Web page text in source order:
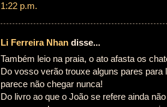
1:22 p.m.
Li Ferreira Nhan disse...
Também leio na praia, o ato afasta os
Do vosso verão trouxe alguns pares para
parece não chegar nunca!
Do livro ao que o João se refere ainda